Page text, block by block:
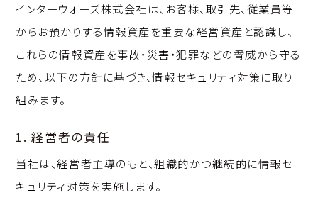
インターウォーズ株式会社は、お客様、取引先、従業員等
からお預かりする情報資産を重要な経営資産と認識し、
これらの情報資産を事故・災害・犯罪などの脅威から守る
ため、以下の方針に基づき、情報セキュリティ対策に取り
組みます。
1. 経営者の責任
当社は、経営者主導のもと、組織的かつ継続的に情報セ
キュリティ対策を実施します。